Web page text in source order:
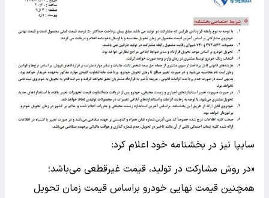
سایپا نیز در بخشنامه خود اعلام کرد:
«در روش مشارکت در تولید، قیمت غیرقطعی می‌باشد؛
همچنین قیمت نهایی خودرو براساس قیمت زمان تحویل